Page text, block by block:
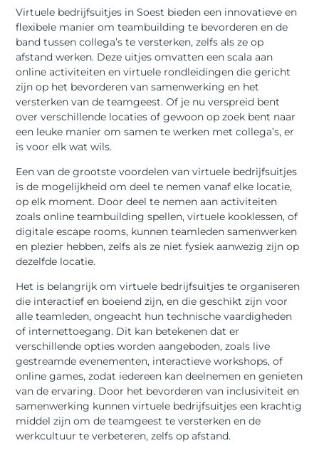
Virtuele bedrijfsuitjes in Soest bieden een innovatieve en
flexibele manier om teambuilding te bevorderen en de
band tussen collega’s te versterken, zelfs als ze op
afstand werken. Deze uitjes omvatten een scala aan
online activiteiten en virtuele rondleidingen die gericht
zijn op het bevorderen van samenwerking en het
versterken van de teamgeest. Of je nu verspreid bent
over verschillende locaties of gewoon op zoek bent naar
een leuke manier om samen te werken met collega’s, er
is voor elk wat wils.
Een van de grootste voordelen van virtuele bedrijfsuitjes
is de mogelijkheid om deel te nemen vanaf elke locatie,
op elk moment. Door deel te nemen aan activiteiten
zoals online teambuilding spellen, virtuele kooklessen, of
digitale escape rooms, kunnen teamleden samenwerken
en plezier hebben, zelfs als ze niet fysiek aanwezig zijn op
dezelfde locatie.
Het is belangrijk om virtuele bedrijfsuitjes te organiseren
die interactief en boeiend zijn, en die geschikt zijn voor
alle teamleden, ongeacht hun technische vaardigheden
of internettoegang. Dit kan betekenen dat er
verschillende opties worden aangeboden, zoals live
gestreamde evenementen, interactieve workshops, of
online games, zodat iedereen kan deelnemen en genieten
van de ervaring. Door het bevorderen van inclusiviteit en
samenwerking kunnen virtuele bedrijfsuitjes een krachtig
middel zijn om de teamgeest te versterken en de
werkcultuur te verbeteren, zelfs op afstand.